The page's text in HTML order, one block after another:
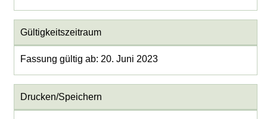
Gültigkeitszeitraum
Fassung gültig ab: 20. Juni 2023
Drucken/Speichern